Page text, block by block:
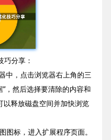
分享：
中，点击浏览器右上角的三
”，然后选择要清除的内容和
以释放磁盘空间并加快浏览
图标，进入扩展程序页面。